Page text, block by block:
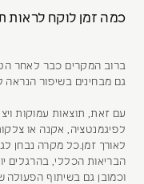
כמה זמן לוקח לראות
ברוב המקרים כבר לאחר
גם מבחינים בשיפור הנראה
עם זאת, תוצאות עמוקות
לפיגמנטציה, אקנה או
לאורך זמן.כל מקרה נבחן
הבריאות הכללי, בהרגלים
וכמובן גם בשיתוף הפעולה